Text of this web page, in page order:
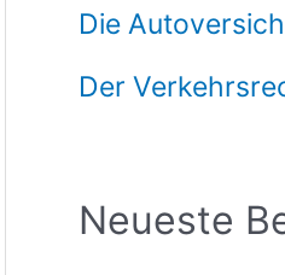
Die
Der
Neueste